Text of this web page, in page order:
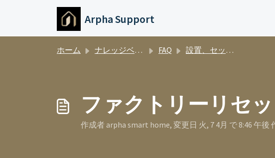
メインコンテンツに移動
Arpha Support
ホーム ナレッジベース FAQ 設置、セットアップ、ペアリング
ファクトリーリセ
作成者 arpha smart home, 変更日 火, 7 4月 で 8:46 午後